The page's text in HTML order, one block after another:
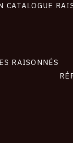
CATALOGUE
RAISONNÉS